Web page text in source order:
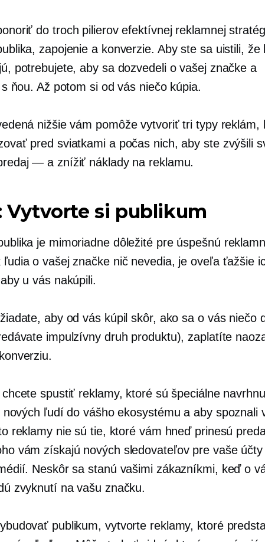
do troch pilierov efektívnej reklamnej
zapojenie a konverzie. Aby ste sa uistili, že
potrebujete, aby sa dozvedeli o vašej značke a
ňou. Až potom si od vás niečo kúpia.
nižšie vám pomôže vytvoriť tri typy reklám,
pred sviatkami a počas nich, aby ste zvýšili
— a znížiť náklady na reklamu.
Vytvorte si publikum
je mimoriadne dôležité pre úspešnú
ľudia o vašej značke nič nevedia, je oveľa ťažšie
u vás nakúpili.
aby od vás kúpil skôr, ako sa o vás niečo
impulzívny druh produktu), zaplatíte
spustiť reklamy, ktoré sú špeciálne
nových ľudí do vášho ekosystému a aby spoznali
reklamy nie sú tie, ktoré vám hneď prinesú
vám získajú nových sledovateľov pre vaše účty
Neskôr sa stanú vašimi zákazníkmi, keď o
zvyknutí na vašu značku.
publikum, vytvorte reklamy, ktoré